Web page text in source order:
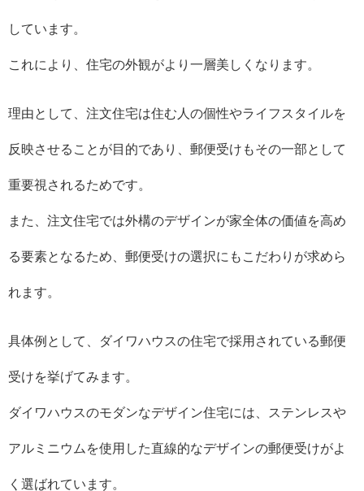
しています。
これにより、住宅の外観がより一層美しくなります。
理由として、注文住宅は住む人の個性やライフスタイルを
反映させることが目的であり、郵便受けもその一部として
重要視されるためです。
また、注文住宅では外構のデザインが家全体の価値を高め
る要素となるため、郵便受けの選択にもこだわりが求めら
れます。
具体例として、ダイワハウスの住宅で採用されている郵便
受けを挙げてみます。
ダイワハウスのモダンなデザイン住宅には、ステンレスや
アルミニウムを使用した直線的なデザインの郵便受けがよ
く選ばれています。